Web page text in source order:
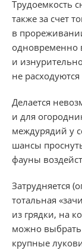
Трудоемкость
также за счет
в
одновременно
и
не
Делается
и для
междурядий у
шансы
фауны
Затрудняется
тотальная
из грядки, на
можно
крупные